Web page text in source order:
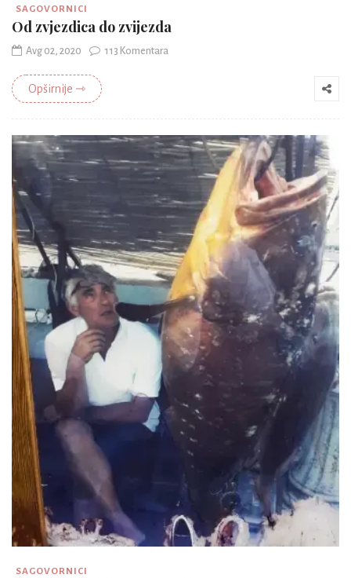
SAGOVORNICI
Od zvjezdica do zvijezda
Avg 02, 2020 113 Komentara
Opširnije ⇾
SAGOVORNICI